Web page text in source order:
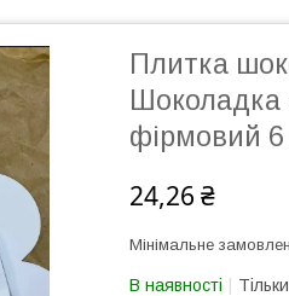
Плитка
Шоколадка
фірмовий
24,26 ₴
Мінімальне
В наявності